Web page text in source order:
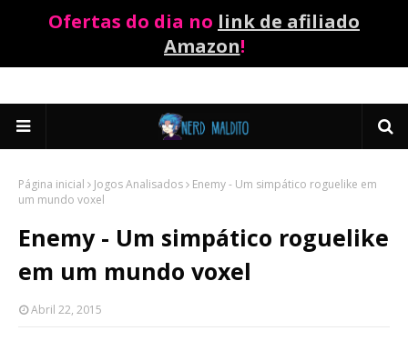
Ofertas do dia no link de afiliado
Amazon!
Página inicial Jogos Analisados
Enemy - Um simpático roguelike em
um mundo voxel
Enemy - Um simpático roguelike
em um mundo voxel
Abril 22, 2015